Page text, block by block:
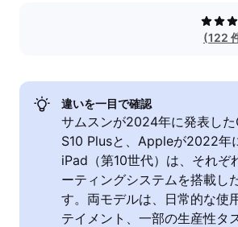
(122
違いを一目で確認
サムスンが2024年に発表し
S10 Plusと、Appleが2022年
iPad（第10世代）は、それぞ
ーティングシステムを搭載し
す。両モデルは、日常的な使
テイメント、一部の生産性タ